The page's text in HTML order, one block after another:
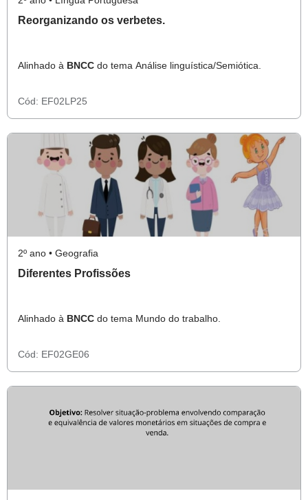
Reorganizando os verbetes.
Alinhado à BNCC do tema Análise linguística/Semiótica.
Cód: EF02LP25
2º ano • Geografia
Diferentes Profissões
Alinhado à BNCC do tema Mundo do trabalho.
Cód: EF02GE06